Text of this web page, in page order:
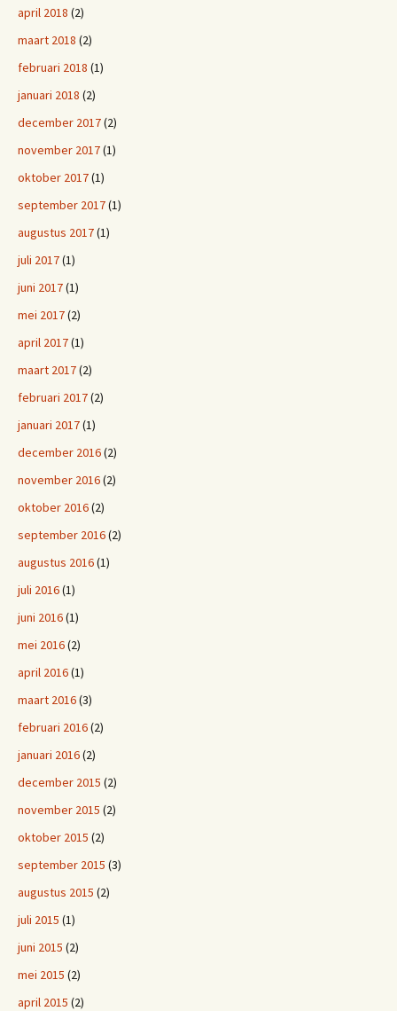
april 2018 (2)
maart 2018 (2)
februari 2018 (1)
januari 2018 (2)
december 2017(2)
november 2017(1)
oktober 2017(1)
september 2017(1)
augustus 2017(1)
juli 2017(1)
juni 2017(1)
mei 2017(2)
april 2017(1)
maart 2017(2)
februari 2017(2)
januari 2017(1)
december 2016(2)
november 2016(2)
oktober 2016(2)
september 2016(2)
augustus 2016(1)
juli 2016(1)
juni 2016(1)
mei 2016(2)
april 2016(1)
maart 2016(3)
februari 2016(2)
januari 2016(2)
december 2015 (2)
november 2015 (2)
oktober 2015 (2)
september 2015 (3)
augustus 2015 (2)
juli 2015 (1)
juni 2015 (2)
mei 2015 (2)
april 2015 (2)